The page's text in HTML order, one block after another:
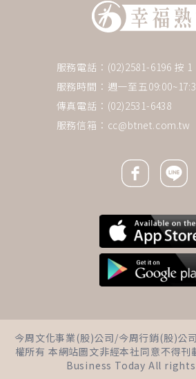
新冠病毒最愛
招居家養護肺
痛、胸悶咳嗽
服務電話：(02)2581-6196 按 1
服務時間：週一至五
傳真電話：(02)2531-6438
服務信箱： cc@btnet.com.tw
Facebook icon
Line
今周文化事業(股)公司/今周行銷(股)公
權所有 本網站圖文非經本社同意不得
Business Today All